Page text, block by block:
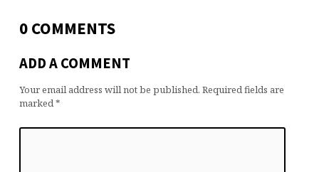
0 COMMENTS
ADD A COMMENT
Your email address will not be published. Required fields are
marked*